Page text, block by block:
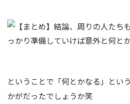
ということで「何とかなる」とい
かがだったでしょうか笑